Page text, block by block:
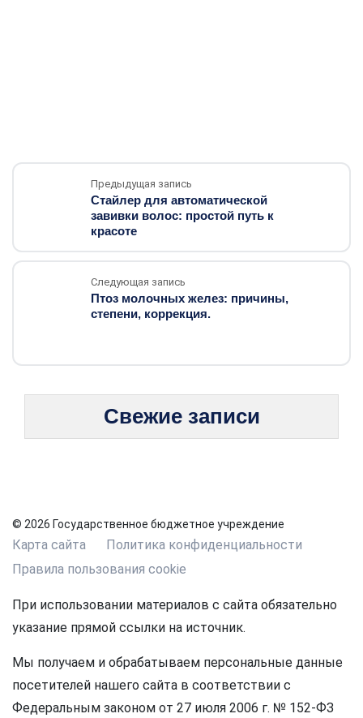
Предыдущая запись
Стайлер для автоматической
завивки волос: простой путь к
красоте
Следующая запись
Птоз молочных желез: причины,
степени, коррекция.
Свежие записи
© 2026 Государственное бюджетное учреждение
Карта сайта
Политика конфиденциальности
Правила пользования cookie
При использовании материалов с сайта обязательно
указание прямой ссылки на источник.
Мы получаем и обрабатываем персональные данные
посетителей нашего сайта в соответствии с
Федеральным законом от 27 июля 2006 г. № 152-ФЗ